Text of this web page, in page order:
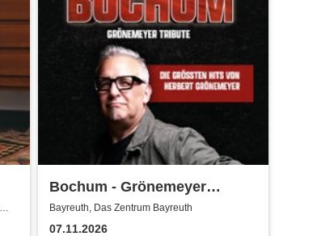
Bochum - Grönemeyer
Tribute
Bayreuth, Das Zentrum Bayreuth
07.11.2026